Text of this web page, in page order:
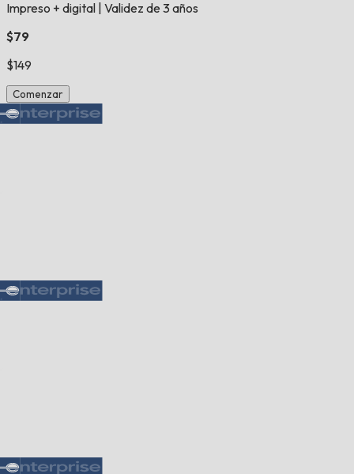
Impreso + digital Validez de 3 años
$79
$149
Comenzar